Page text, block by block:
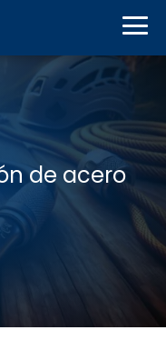
de acero